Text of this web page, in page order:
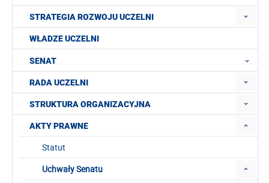
STRATEGIA ROZWOJU UCZELNI
WŁADZE UCZELNI
SENAT
RADA UCZELNI
STRUKTURA ORGANIZACYJNA
AKTY PRAWNE
Statut
Uchwały Senatu